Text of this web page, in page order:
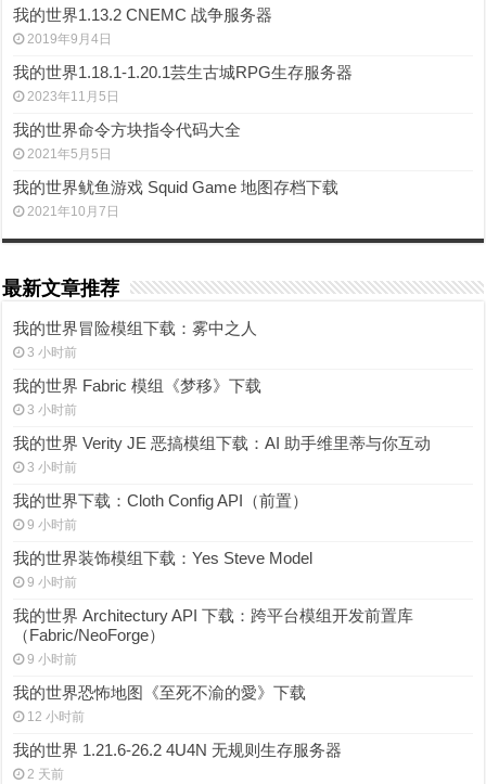
我的世界1.13.2 CNEMC 战争服务器
2019年9月4日
我的世界1.18.1-1.20.1芸生古城RPG生存服务器
2023年11月5日
我的世界命令方块指令代码大全
2021年5月5日
我的世界鱿鱼游戏 Squid Game 地图存档下载
2021年10月7日
最新文章推荐
我的世界冒险模组下载：雾中之人
3 小时前
我的世界 Fabric 模组《梦移》下载
3 小时前
我的世界 Verity JE 恶搞模组下载：AI 助手维里蒂与你互动
3 小时前
我的世界下载：Cloth Config API（前置）
9 小时前
我的世界装饰模组下载：Yes Steve Model
9 小时前
我的世界 Architectury API 下载：跨平台模组开发前置库
（Fabric/NeoForge）
9 小时前
我的世界恐怖地图《至死不渝的愛》下载
12 小时前
我的世界 1.21.6-26.2 4U4N 无规则生存服务器
2 天前